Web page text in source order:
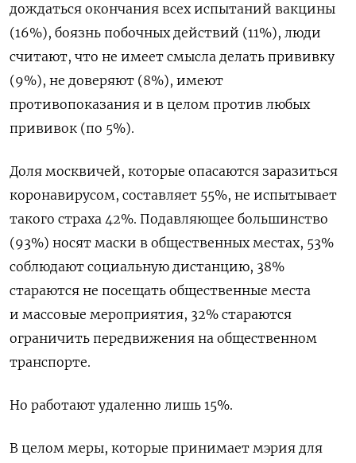
дождаться окончания всех испытаний вакцины
(16%), боязнь побочных действий (11%), люди
считают, что не имеет смысла делать прививку
(9%), не доверяют (8%), имеют
противопоказания и в целом против любых
прививок (по 5%).
Доля москвичей, которые опасаются заразиться
коронавирусом, составляет 55%, не испытывает
такого страха 42%. Подавляющее большинство
(93%) носят маски в общественных местах, 53%
соблюдают социальную дистанцию, 38%
стараются не посещать общественные места
и массовые мероприятия, 32% стараются
ограничить передвижения на общественном
транспорте.
Но работают удаленно лишь 15%.
В целом меры, которые принимает мэрия для